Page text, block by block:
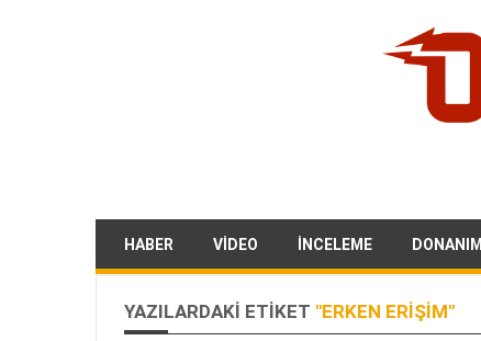
HABER VIDEO İNCELEME DONANIM
YAZILARDAKI ETIKET "ERKEN ERIŞIM"